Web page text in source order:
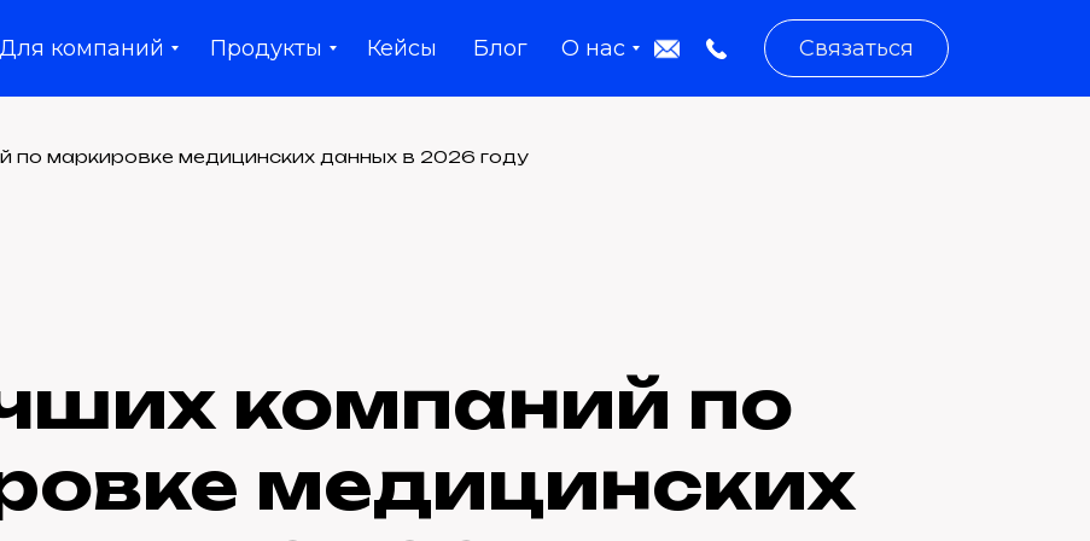
Для компаний Продукты О нас
Кейсы Блог Связаться
по маркировке медицинских данных в 2026 году
компаний по
медицинских